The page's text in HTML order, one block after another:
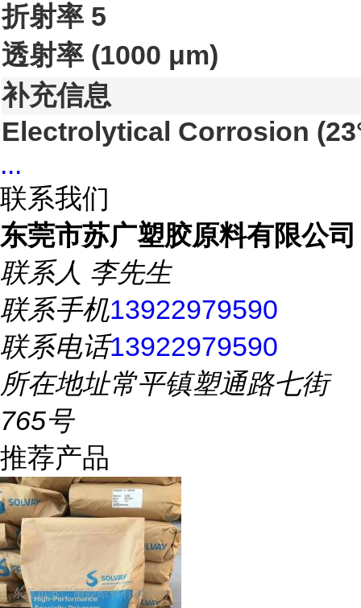
折射率 5
透射率 (1000 μm)
补充信息
Electrolytical Corrosion
...
联系我们
东莞市苏广塑胶原料有限公司
联系人 李先生
联系手机13922979590
联系电话13922979590
所在地址常平镇塑通路七街
765号
推荐产品